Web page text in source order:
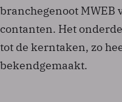
branchegenoot MWEB
contanten. Het
tot de kerntaken, zo
bekendgemaakt.